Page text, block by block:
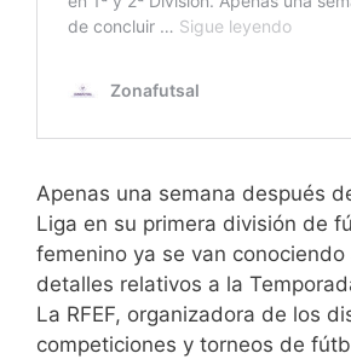
Apenas una semana después
Liga en su primera división de
femenino ya se van
detalles relativos a la
La RFEF, organizadora de los
competiciones y torneos de